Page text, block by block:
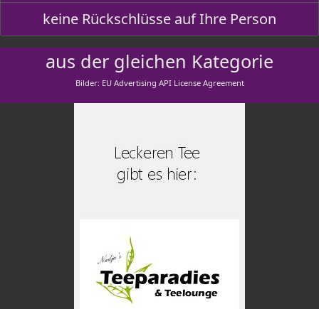
keine Rückschlüsse auf Ihre Person
aus der gleichen Kategorie
Bilder: EU Advertising API License Agreement